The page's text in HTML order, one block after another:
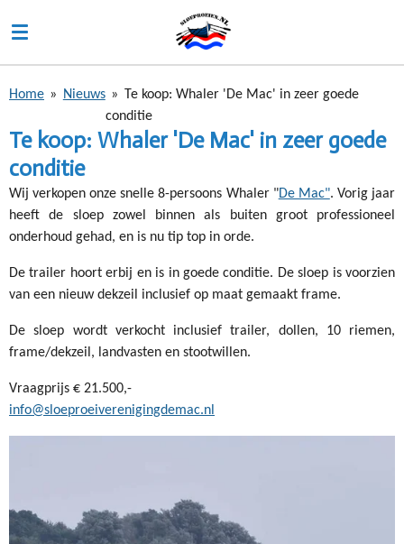
direct
naar
hoofdinhoud
Home » Nieuws » Te koop: Whaler 'De Mac' in zeer goede
conditie
Te koop: Whaler 'De Mac' in zeer goede
conditie
Wij verkopen onze snelle 8-persoons Whaler "De Mac". Vorig jaar
heeft de sloep zowel binnen als buiten groot professioneel
onderhoud gehad, en is nu tip top in orde.
De trailer hoort erbij en is in goede conditie. De sloep is voorzien
van een nieuw dekzeil inclusief op maat gemaakt frame.
De sloep wordt verkocht inclusief trailer, dollen, 10 riemen,
frame/dekzeil, landvasten en stootwillen.
Vraagprijs € 21.500,-
info@sloeproeiverenigingdemac.nl